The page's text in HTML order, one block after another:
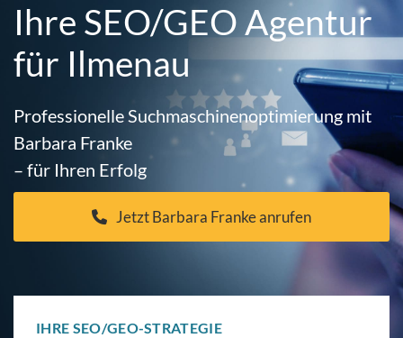
Ihre SEO/GEO Agentur
für Ilmenau
Professionelle Suchmaschinenoptimierung mit
Barbara Franke
– für Ihren Erfolg
Jetzt Barbara Franke anrufen
IHRE SEO/GEO-STRATEGIE